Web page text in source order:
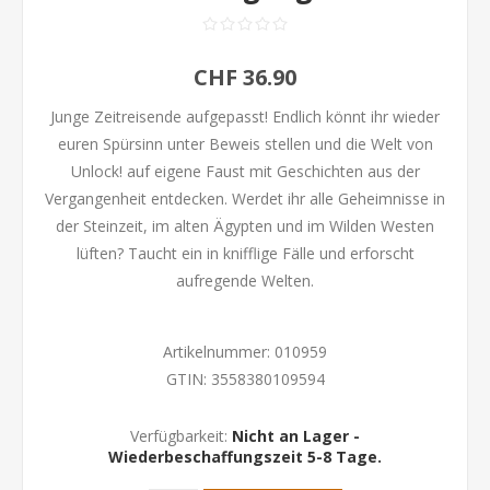
CHF 36.90
Junge Zeitreisende aufgepasst! Endlich könnt ihr wieder
euren Spürsinn unter Beweis stellen und die Welt von
Unlock! auf eigene Faust mit Geschichten aus der
Vergangenheit entdecken. Werdet ihr alle Geheimnisse in
der Steinzeit, im alten Ägypten und im Wilden Westen
lüften? Taucht ein in knifflige Fälle und erforscht
aufregende Welten.
Artikelnummer: 010959
GTIN: 3558380109594
Verfügbarkeit: Nicht an Lager -
Wiederbeschaffungszeit 5-8 Tage.